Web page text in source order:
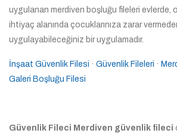
uygulanan merdiven boşluğu fileleri evlerde,
ihtiyaç alanında çocuklarınıza zarar
uygulayabileceğiniz bir uygulamadır.
İnşaat Güvenlik Filesi · ‎ Güvenlik Fileleri · ‎
Galeri Boşluğu Filesi
Güvenlik Fileci Merdiven güvenlik fileci